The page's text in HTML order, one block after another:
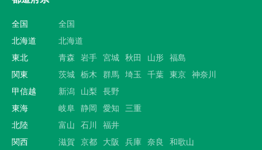
全国
全国
北海道
北海道
東北
青森 岩手 宮城 秋田 山形 福島
関東
茨城 栃木 群馬 埼玉 千葉 東京 神奈川
甲信越
新潟 山梨
長野
東海
岐阜 静岡 愛知
三重
北陸
富山 石川
福井
関西
滋賀 京都 大阪 兵庫 奈良 和歌山